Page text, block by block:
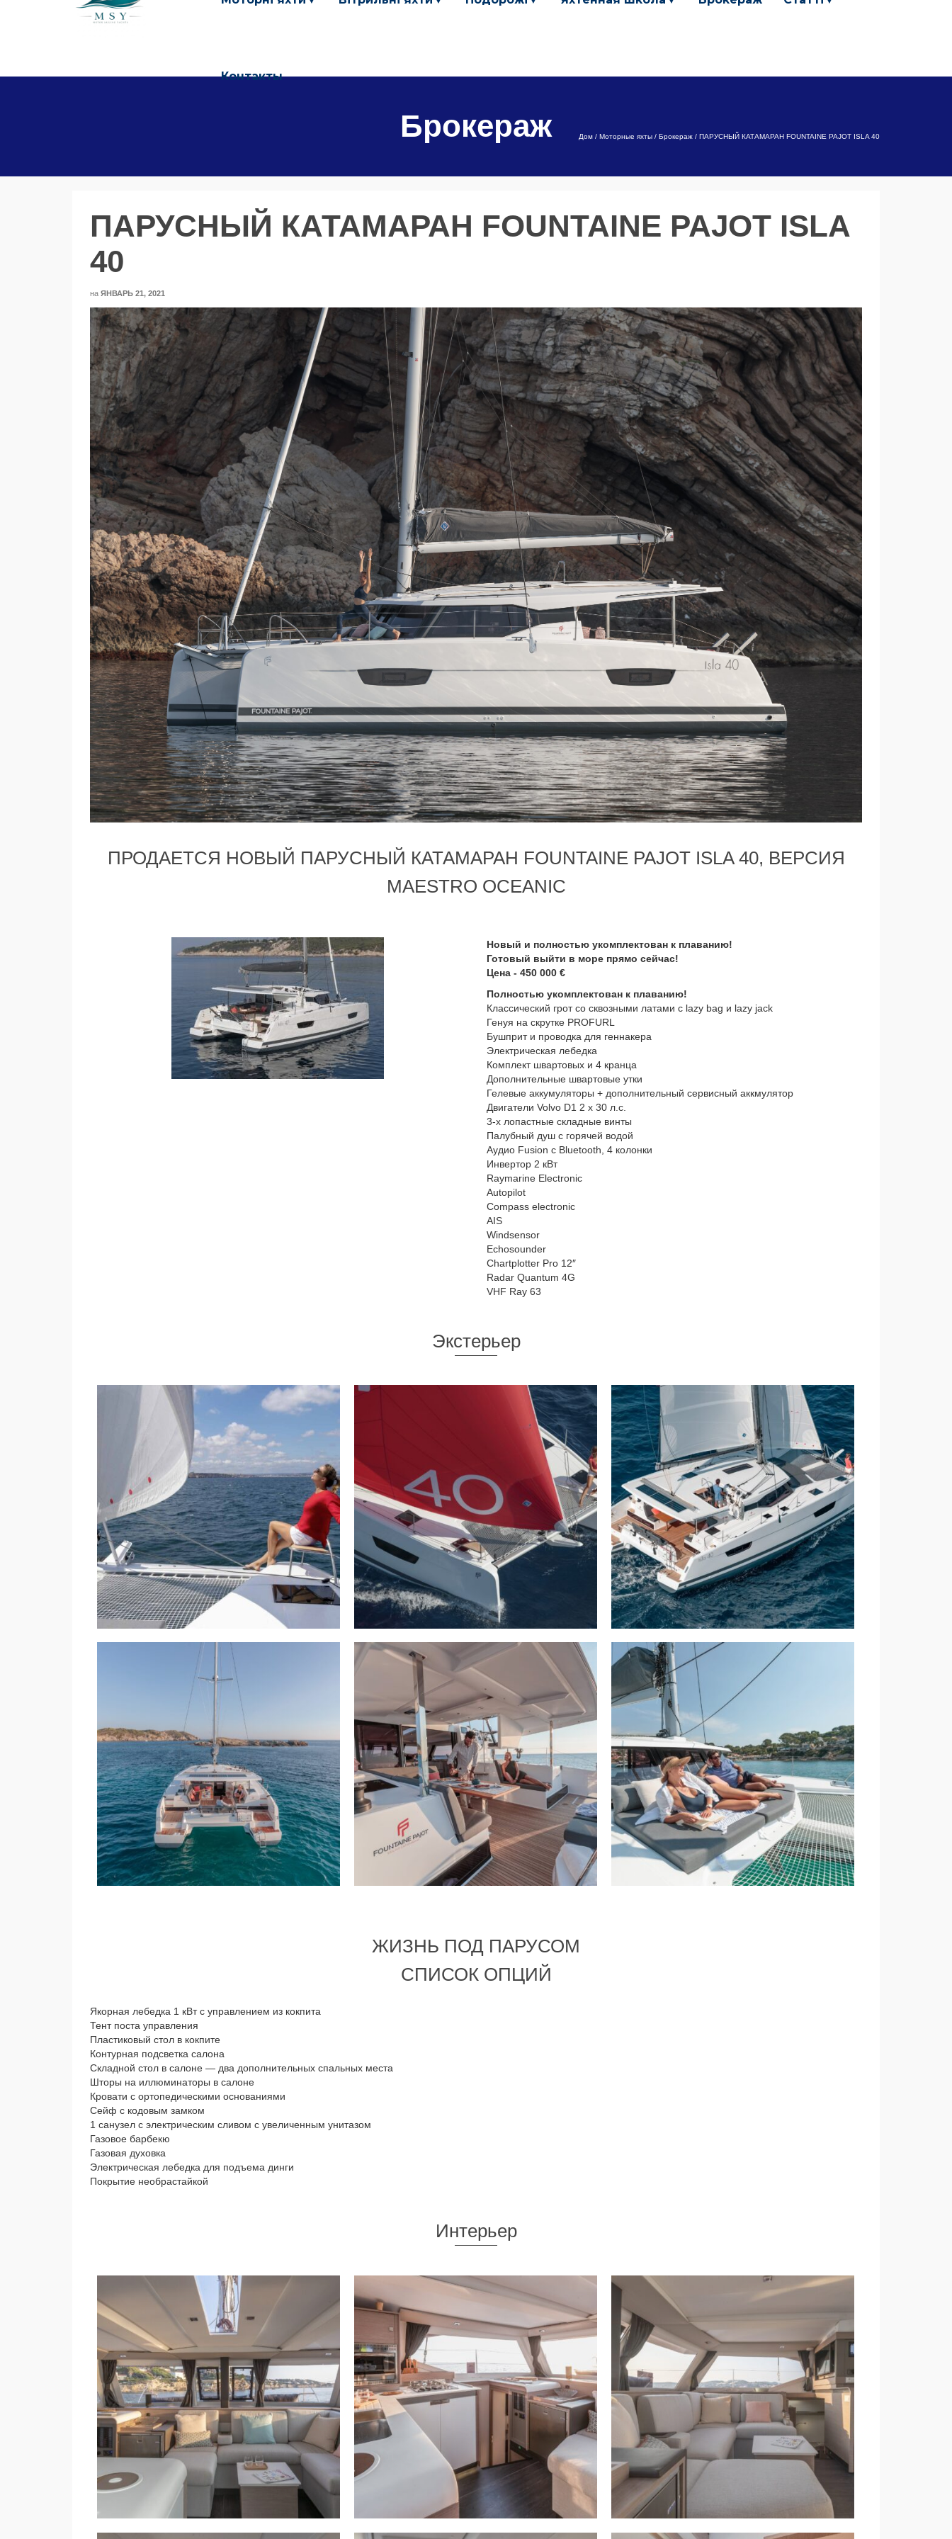
Контакты
Брокераж Дом / Моторные яхты / Брокераж / ПАРУСНЫЙ КАТАМАРАН FOUNTAINE PAJOT ISLA 40
ПАРУСНЫЙ КАТАМАРАН FOUNTAINE PAJOT ISLA
40
на ЯНВАРЬ 21, 2021
ПРОДАЕТСЯ НОВЫЙ ПАРУСНЫЙ КАТАМАРАН FOUNTAINE PAJOT ISLA 40, ВЕРСИЯ
MAESTRO OCEANIC
Новый и полностью укомплектован к плаванию!
Готовый выйти в море прямо сейчас!
Цена - 450 000 €
Полностью укомплектован к плаванию!
Классический грот со сквозными латами с lazy bag и lazy jack
Генуя на скрутке PROFURL
Бушприт и проводка для геннакера
Электрическая лебедка
Комплект швартовых и 4 кранца
Дополнительные швартовые утки
Гелевые аккумуляторы + дополнительный сервисный аккмулятор
Двигатели Volvo D1 2 x 30 л.с.
3-х лопастные складные винты
Палубный душ с горячей водой
Аудио Fusion с Bluetooth, 4 колонки
Инвертор 2 кВт
Raymarine Electronic
Autopilot
Compass electronic
AIS
Windsensor
Echosounder
Chartplotter Pro 12″
Radar Quantum 4G
VHF Ray 63
Экстерьер
ЖИЗНЬ ПОД ПАРУСОМ
СПИСОК ОПЦИЙ
Якорная лебедка 1 кВт с управлением из кокпита
Тент поста управления
Пластиковый стол в кокпите
Контурная подсветка салона
Складной стол в салоне — два дополнительных спальных места
Шторы на иллюминаторы в салоне
Кровати с ортопедическими основаниями
Сейф с кодовым замком
1 санузел с электрическим сливом с увеличенным унитазом
Газовое барбекю
Газовая духовка
Электрическая лебедка для подъема динги
Покрытие необрастайкой
Интерьер